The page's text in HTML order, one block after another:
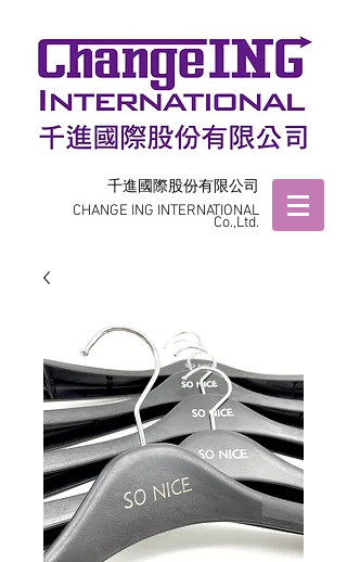
千進國際股份有限公司
CHANGE ING INTERNATIONAL
Co.,Ltd.